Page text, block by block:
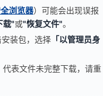
浏览器）可能会出现误报
载"或"恢复文件"。
装包，选择 「以管理员身
表文件未完整下载，请重